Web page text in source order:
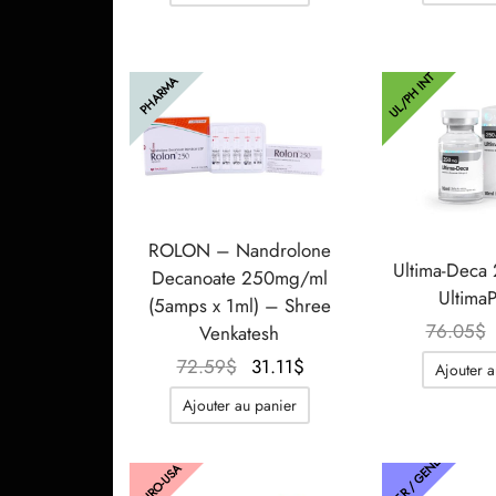
PHARMA
ROLON – Nandrolone
Decanoate 250mg/ml
(5amps x 1ml) – Shree
Venkatesh
72.59$
Le prix
initial
était :
31.11$
Ajouter au panier
UL/PH INT
Ultima-
76.05$
Ajouter